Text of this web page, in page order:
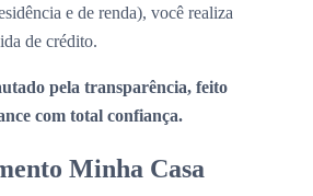
e de renda), você realiza
de crédito.
pela transparência, feito
com total confiança.
Minha Casa